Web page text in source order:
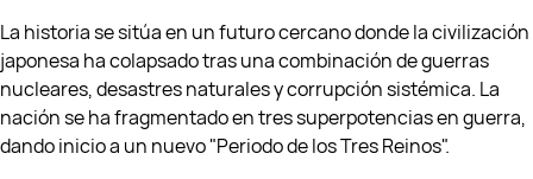
La historia se sitúa en un futuro cercano donde la civilización
japonesa ha colapsado tras una combinación de guerras
nucleares, desastres naturales y corrupción sistémica. La
nación se ha fragmentado en tres superpotencias en guerra,
dando inicio a un nuevo "Periodo de los Tres Reinos".